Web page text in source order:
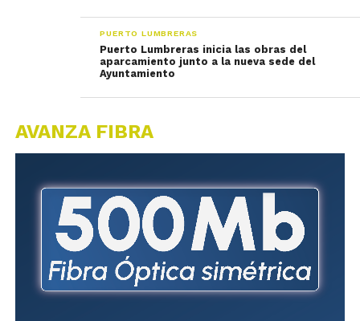
PUERTO LUMBRERAS
Puerto Lumbreras inicia las obras del
aparcamiento junto a la nueva sede del
Ayuntamiento
AVANZA FIBRA